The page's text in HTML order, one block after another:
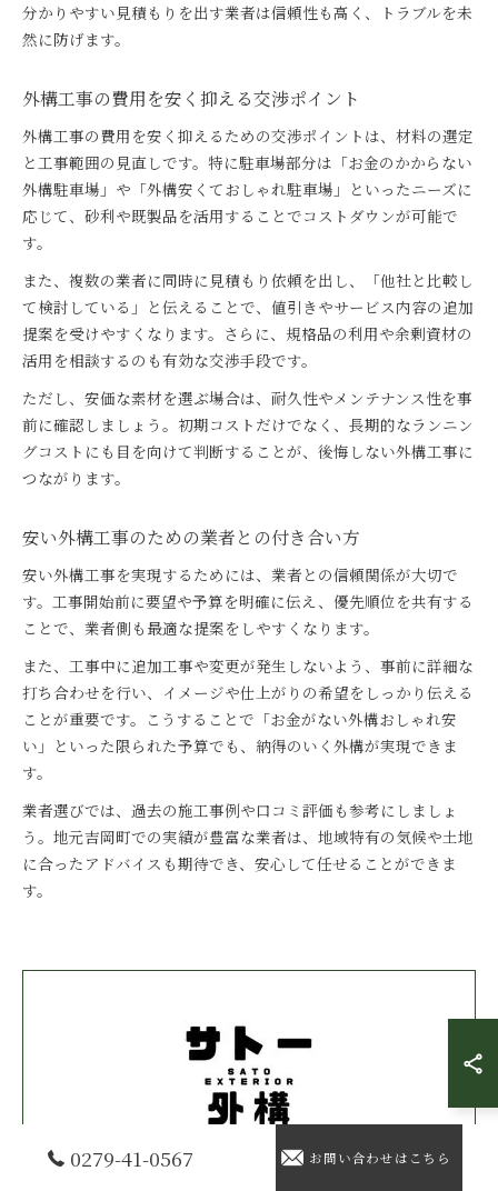
分かりやすい見積もりを出す業者は信頼性も高く、トラブルを未
然に防げます。
外構工事の費用を安く抑える交渉ポイント
外構工事の費用を安く抑えるための交渉ポイントは、材料の選定
と工事範囲の見直しです。特に駐車場部分は「お金のかからない
外構駐車場」や「外構安くておしゃれ駐車場」といったニーズに
応じて、砂利や既製品を活用することでコストダウンが可能で
す。
また、複数の業者に同時に見積もり依頼を出し、「他社と比較し
て検討している」と伝えることで、値引きやサービス内容の追加
提案を受けやすくなります。さらに、規格品の利用や余剰資材の
活用を相談するのも有効な交渉手段です。
ただし、安価な素材を選ぶ場合は、耐久性やメンテナンス性を事
前に確認しましょう。初期コストだけでなく、長期的なランニン
グコストにも目を向けて判断することが、後悔しない外構工事に
つながります。
安い外構工事のための業者との付き合い方
安い外構工事を実現するためには、業者との信頼関係が大切で
す。工事開始前に要望や予算を明確に伝え、優先順位を共有する
ことで、業者側も最適な提案をしやすくなります。
また、工事中に追加工事や変更が発生しないよう、事前に詳細な
打ち合わせを行い、イメージや仕上がりの希望をしっかり伝える
ことが重要です。こうすることで「お金がない外構おしゃれ安
い」といった限られた予算でも、納得のいく外構が実現できま
す。
業者選びでは、過去の施工事例や口コミ評価も参考にしましょ
う。地元吉岡町での実績が豊富な業者は、地域特有の気候や土地
に合ったアドバイスも期待でき、安心して任せることができま
す。
0279-41-0567 お問い合わせはこちら